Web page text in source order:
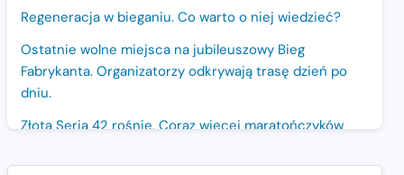
Regeneracja w bieganiu. Co warto o niej wiedzieć?
Ostatnie wolne miejsca na jubileuszowy Bieg
Fabrykanta. Organizatorzy odkrywają trasę dzień po
dniu.
Złota Seria 42 rośnie. Coraz więcej maratończyków
Polsce